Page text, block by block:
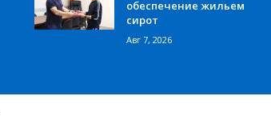
обеспечение жильем
сирот
Авг 7, 2026